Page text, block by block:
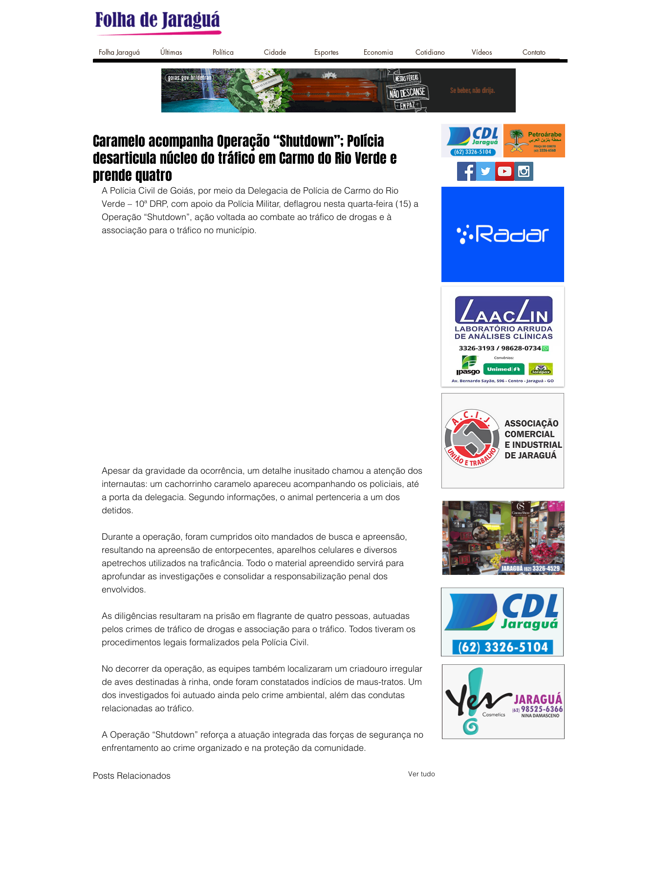
Folha Jaraguá Últimas Política Cidade Esportes Economia Cotidiano Vídeos Contato
Caramelo acompanha Operação “Shutdown”; Polícia
desarticula núcleo do tráfico em Carmo do Rio Verde e
prende quatro
A Polícia Civil de Goiás, por meio da Delegacia de Polícia de Carmo do Rio
Verde – 10ª DRP, com apoio da Polícia Militar, deflagrou nesta quarta-feira (15) a
Operação “Shutdown”, ação voltada ao combate ao tráfico de drogas e à
associação para o tráfico no município.
Apesar da gravidade da ocorrência, um detalhe inusitado chamou a atenção dos
internautas: um cachorrinho caramelo apareceu acompanhando os policiais, até
a porta da delegacia. Segundo informações, o animal pertenceria a um dos
detidos.
Durante a operação, foram cumpridos oito mandados de busca e apreensão,
resultando na apreensão de entorpecentes, aparelhos celulares e diversos
apetrechos utilizados na traficância. Todo o material apreendido servirá para
aprofundar as investigações e consolidar a responsabilização penal dos
envolvidos.
As diligências resultaram na prisão em flagrante de quatro pessoas, autuadas
pelos crimes de tráfico de drogas e associação para o tráfico. Todos tiveram os
procedimentos legais formalizados pela Polícia Civil.
No decorrer da operação, as equipes também localizaram um criadouro irregular
de aves destinadas à rinha, onde foram constatados indícios de maus-tratos. Um
dos investigados foi autuado ainda pelo crime ambiental, além das condutas
relacionadas ao tráfico.
A Operação “Shutdown” reforça a atuação integrada das forças de segurança no
enfrentamento ao crime organizado e na proteção da comunidade.
Posts Relacionados Ver tudo